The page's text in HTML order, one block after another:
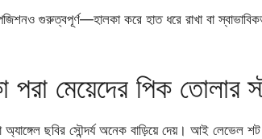
গুরুত্বপূর্ণ—হালকা করে হাত ধরে রাখা বা
পরা মেয়েদের পিক তোলার
ছবির সৌন্দর্য অনেক বাড়িয়ে দেয়। আই লেভেল শট